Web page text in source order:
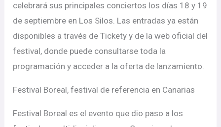
celebrará sus principales conciertos los días 18 y 19
de septiembre en Los Silos. Las entradas ya están
disponibles a través de Tickety y de la web oficial del
festival, donde puede consultarse toda la
programación y acceder a la oferta de lanzamiento.
Festival Boreal, festival de referencia en Canarias
Festival Boreal es el evento que dio paso a los